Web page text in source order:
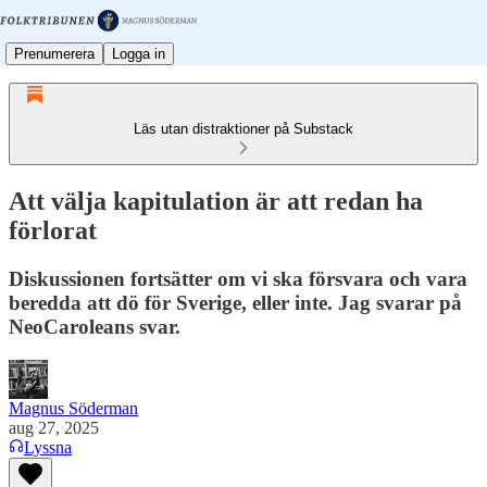
Prenumerera Logga in
Läs utan distraktioner på Substack
Att välja kapitulation är att redan ha
förlorat
Diskussionen fortsätter om vi ska försvara och vara
beredda att dö för Sverige, eller inte. Jag svarar på
NeoCaroleans svar.
Magnus Söderman
aug 27, 2025
Lyssna